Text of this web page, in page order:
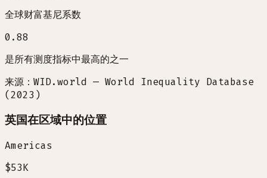
全球财富基尼系数
0.88
是所有测度指标中最高的之一
来源：WID.world — World Inequality Database
(2023)
英国在区域中的位置
Americas
$53K